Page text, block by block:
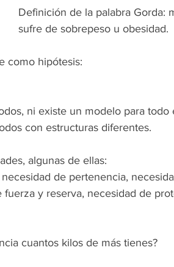
Definición de la palabra Gorda:
sufre de sobrepeso u obesidad.
como hipótesis:
ni existe un modelo para todo
con estructuras diferentes.
algunas de ellas:
de pertenencia,
y reserva, necesidad de
cuantos kilos de más tienes?